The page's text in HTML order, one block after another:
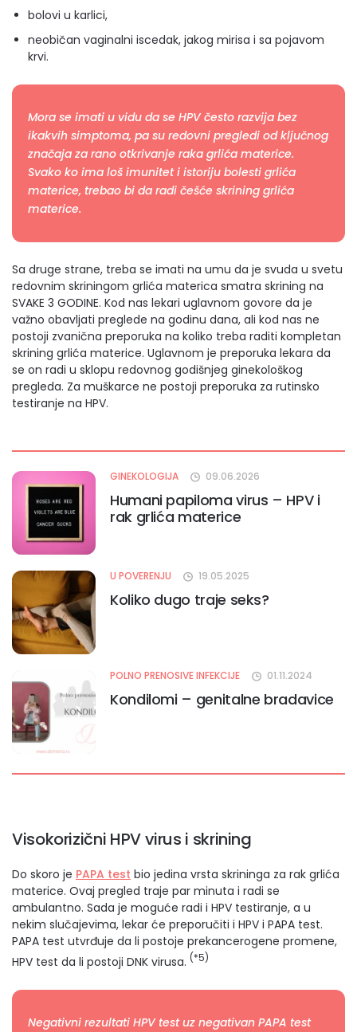
bolovi u karlici,
neobičan vaginalni iscedak, jakog mirisa i sa pojavom
krvi.
Mora se imati u vidu da se HPV često razvija bez
ikakvih simptoma, pa su redovni pregledi od ključnog
značaja za rano otkrivanje raka grlića materice.
Svako ko ima loš imunitet i istoriju bolesti grlića
materice, trebao bi da radi češće skrining grlića
materice.
Sa druge strane, treba se imati na umu da je svuda u svetu
redovnim skriningom grlića materica smatra skrining na
SVAKE 3 GODINE. Kod nas lekari uglavnom govore da je
važno obavljati preglede na godinu dana, ali kod nas ne
postoji zvanična preporuka na koliko treba raditi kompletan
skrining grlića materice. Uglavnom je preporuka lekara da
se on radi u sklopu redovnog godišnjeg ginekološkog
pregleda. Za muškarce ne postoji preporuka za rutinsko
testiranje na HPV.
GINEKOLOGIJA 09.06.2026
Humani papiloma virus – HPV i
rak grlića materice
U POVERENJU 19.05.2025
Koliko dugo traje seks?
POLNO PRENOSIVE INFEKCIJE 01.11.2024
Kondilomi – genitalne bradavice
Visokorizični HPV virus i skrining
Do skoro je PAPA test bio jedina vrsta skrininga za rak grlića
materice. Ovaj pregled traje par minuta i radi se
ambulantno. Sada je moguće radi i HPV testiranje, a u
nekim slučajevima, lekar će preporučiti i HPV i PAPA test.
PAPA test utvrđuje da li postoje prekancerogene promene,
HPV test da li postoji DNK virusa. (*5)
Negativni rezultati HPV test uz negativan PAPA test